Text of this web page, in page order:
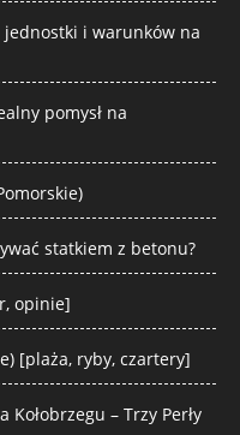
i warunków na
pomysł na
statkiem z betonu?
opinie]
[plaża, ryby, czartery]
– Trzy Perły